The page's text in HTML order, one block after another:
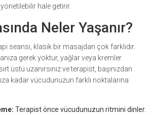
hale getirir.
Neler Yaşanır?
seansı, klasik bir masajdan çok farklıdır.
gerek yoktur, yağlar veya kremler
üstü uzanırsınız ve terapist, başınızdan
kadar vücudunuzun farklı noktalarına
Terapist önce vücudunuzun ritmini dinler.